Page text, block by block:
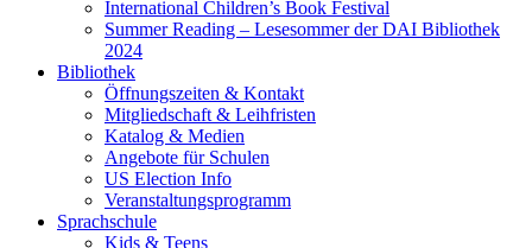
International Children’s Book Festival
Summer Reading – Lesesommer der DAI Bibliothek
2024
Bibliothek
Öffnungszeiten & Kontakt
Mitgliedschaft & Leihfristen
Katalog & Medien
Angebote für Schulen
US Election Info
Veranstaltungsprogramm
Sprachschule
Kids & Teens